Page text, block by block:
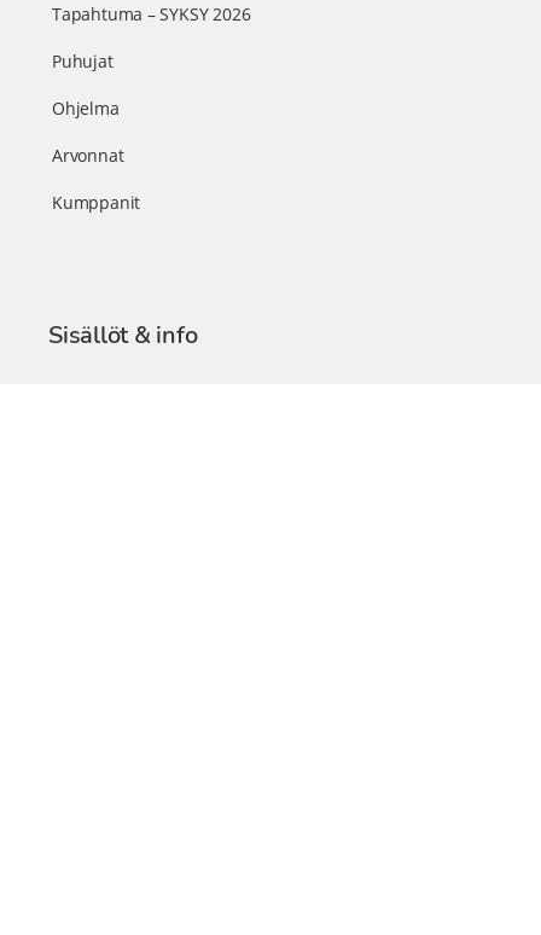
Tapahtuma – SYKSY 2026
Puhujat
Ohjelma
Arvonnat
Kumppanit
Sisällöt & info